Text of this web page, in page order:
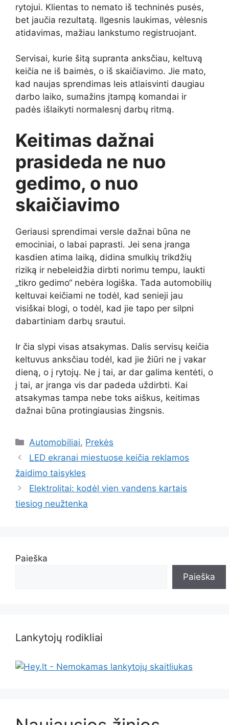
rytojui. Klientas to nemato iš techninės pusės,
bet jaučia rezultatą. Ilgesnis laukimas, vėlesnis
atidavimas, mažiau lankstumo registruojant.
Servisai, kurie šitą supranta anksčiau, keltuvą
keičia ne iš baimės, o iš skaičiavimo. Jie mato,
kad naujas sprendimas leis atlaisvinti daugiau
darbo laiko, sumažins įtampą komandai ir
padės išlaikyti normalesnį darbų ritmą.
Keitimas dažnai
prasideda ne nuo
gedimo, o nuo
skaičiavimo
Geriausi sprendimai versle dažnai būna ne
emociniai, o labai paprasti. Jei sena įranga
kasdien atima laiką, didina smulkių trikdžių
riziką ir nebeleidžia dirbti norimu tempu, laukti
„tikro gedimo“ nebėra logiška. Tada automobilių
keltuvai keičiami ne todėl, kad senieji jau
visiškai blogi, o todėl, kad jie tapo per silpni
dabartiniam darbų srautui.
Ir čia slypi visas atsakymas. Dalis servisų keičia
keltuvus anksčiau todėl, kad jie žiūri ne į vakar
dieną, o į rytojų. Ne į tai, ar dar galima kentėti, o
į tai, ar įranga vis dar padeda uždirbti. Kai
atsakymas tampa nebe toks aiškus, keitimas
dažnai būna protingiausias žingsnis.
Kategorijos
Automobiliai, Prekės
LED ekranai miestuose keičia reklamos
žaidimo taisykles
Elektrolitai: kodėl vien vandens kartais
tiesiog neužtenka
Paieška
Paieška
Lankytojų rodikliai